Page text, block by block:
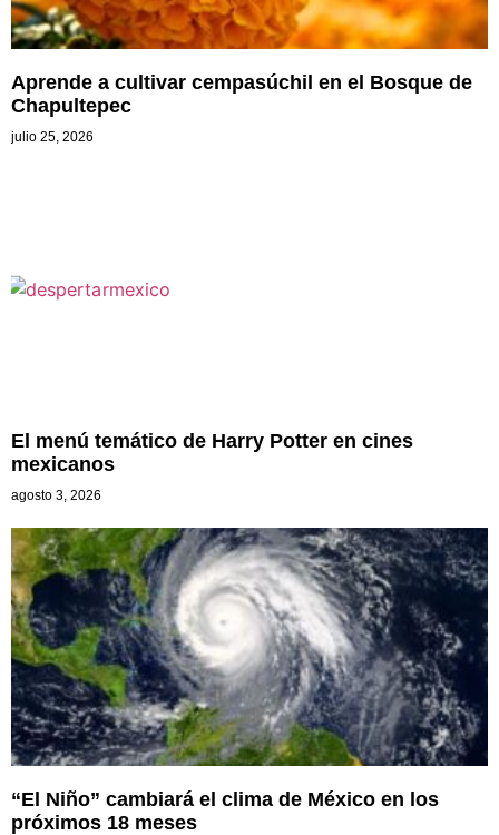
Aprende a cultivar cempasúchil en el Bosque de
Chapultepec
julio 25, 2026
El menú temático de Harry Potter en cines
mexicanos
agosto 3, 2026
“El Niño” cambiará el clima de México en los
próximos 18 meses